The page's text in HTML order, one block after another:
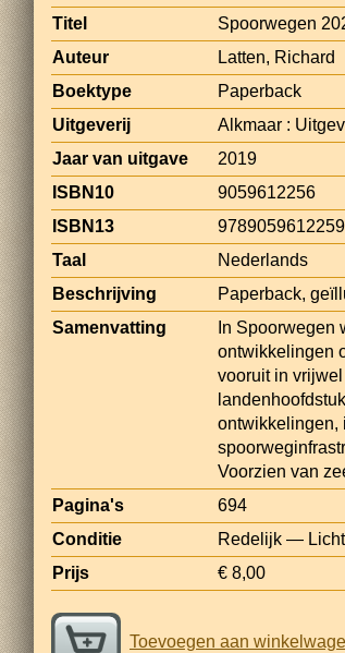
Titel
Spoorwegen
Auteur
Latten, Richard
Boektype
Paperback
Uitgeverij
Alkmaar :
Jaar van uitgave
2019
ISBN10
9059612256
ISBN13
9789059612259
Taal
Nederlands
Beschrijving
Paperback,
Samenvatting
In Spoorwegen
ontwikkelingen
vooruit in
ontwikkelingen,
Voorzien van
Pagina's
694
Conditie
Redelijk —
Prijs
€ 8,00
Toevoegen aan